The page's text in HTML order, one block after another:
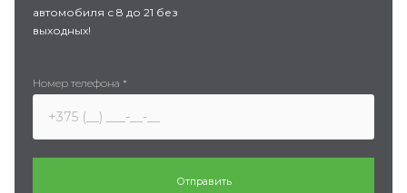
автомобиля с 8 до 21 без
выходных!
Номер телефона *